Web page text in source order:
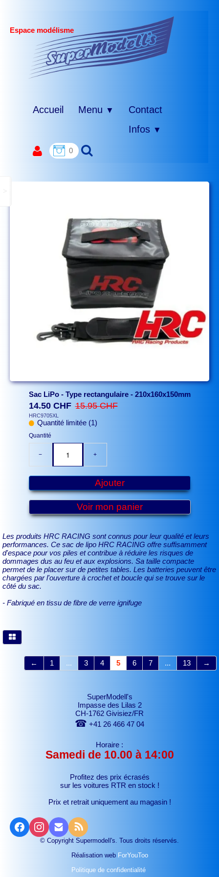
Espace modélisme
Accueil Menu ▼
Contact
Infos ▼
0
Sac LiPo - Type rectangulaire - 210x160x150mm
14.50 CHF 15.95 CHF
HRC9705XL
Quantité limitée (1)
Quantité
− +
Ajouter
Voir mon panier
Les produits HRC RACING sont connus pour leur qualité et leurs
performances. Ce sac de lipo HRC RACING offre suffisamment
d'espace pour vos piles et contribue à réduire les risques de
dommages dus au feu et aux explosions. Sa taille compacte
permet de le placer sur de petites tables. Les batteries peuvent être
chargées par l'ouverture à crochet et boucle qui se trouve sur le
côté du sac.
- Fabriqué en tissu de fibre de verre ignifuge
← 1 ... 3 4 5 6 7 ... 13 →
SuperModell's
Impasse des Lilas 2
CH-1762 Givisiez/FR
☎ +41 26 466 47 04
Horaire :
Samedi de 10.00 à 14:00
Profitez des prix écrasés
sur les voitures RTR en stock !
Prix et retrait uniquement au magasin !
© Copyright Supermodell's. Tous droits réservés.
Réalisation web ForYouToo
Politique de confidentialité